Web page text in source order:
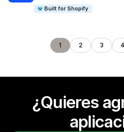
Built for Shopify
1 2 3 4
¿Quieres